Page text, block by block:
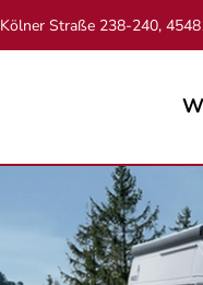
Kölner Straße 238-240,